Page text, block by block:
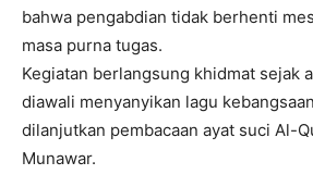
bahwa pengabdian tidak berhenti
masa purna tugas.
Kegiatan berlangsung khidmat sejak
diawali menyanyikan lagu
dilanjutkan pembacaan ayat suci Al-
Munawar.